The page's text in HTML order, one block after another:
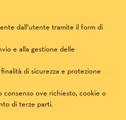
dall’utente tramite il form di
e alla gestione delle
di sicurezza e protezione
consenso ove richiesto, cookie o
di terze parti.